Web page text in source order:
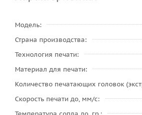
Модель
Страна производства
Технология печати
Материал для печати
Количество печатающих головок
Скорость печати до, мм/с